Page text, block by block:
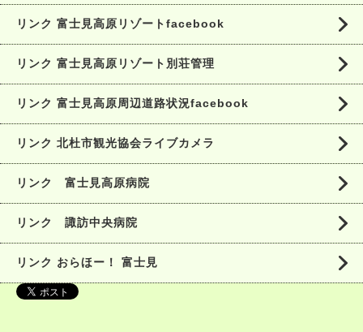
リンク 富士見高原リゾートfacebook
リンク 富士見高原リゾート別荘管理
リンク 富士見高原周辺道路状況facebook
リンク 北杜市観光協会ライブカメラ
リンク 富士見高原病院
リンク 諏訪中央病院
リンク おらほー！ 富士見